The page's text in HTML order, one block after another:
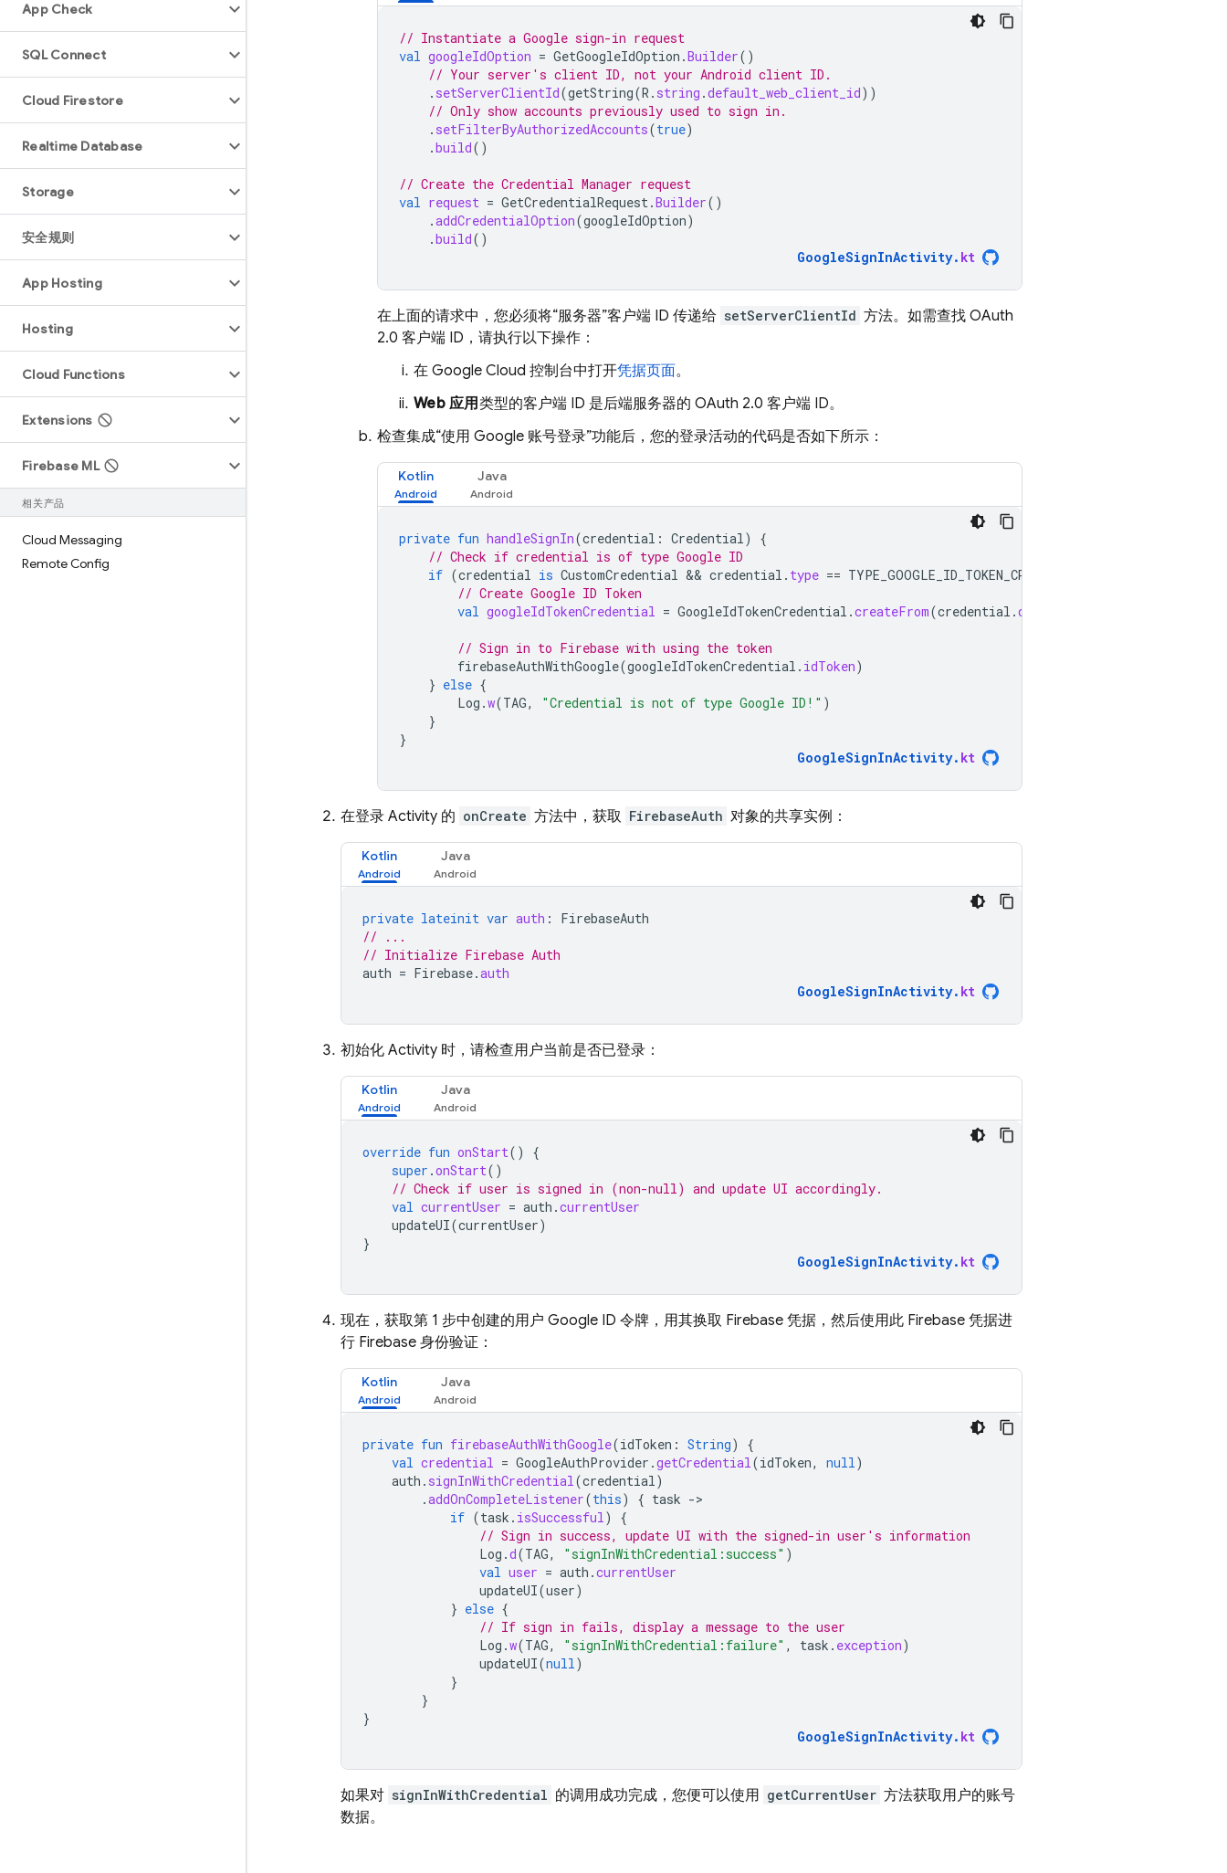
App Check
SQL Connect
Cloud Firestore
Realtime Database
Storage
安全规则
App Hosting
Hosting
Cloud Functions
Extensions
Firebase ML
相关产品
Cloud Messaging
Remote Config
// Instantiate a Google sign-in request
val googleIdOption = GetGoogleIdOption .Builder()
// Your server's client ID, not your Android client ID.
. setServerClientId(getString(R . string .default_web_client_id))
// Only show accounts previously used to sign in.
. setFilterByAuthorizedAccounts(true)
.build()
// Create the Credential Manager request
val request = GetCredentialRequest.Builder()
.addCredentialOption(googleIdOption)
.build()
GoogleSignInActivity. kt
在上面的请求中，您必须将“服务器”客户端 ID 传递给 setServerClientId 方法。如需查找 OAuth
2.0 客户端 ID，请执行以下操作：
在 Google Cloud 控制台中打开凭据页面。
Web 应用类型的客户端 ID 是后端服务器的 OAuth 2.0 客户端 ID。
检查集成“使用 Google 账号登录”功能后，您的登录活动的代码是否如下所示：
Kotlin Java
private fun handleSignIn(credential : Credential)
{
// Check if credential is of type Google ID
if (credential is CustomCredential && credential . type == TYPE_GOOGLE_ID_TOKEN_CREDENTIAL
// Create Google ID Token
val googleIdTokenCredential = GoogleIdTokenCredential .createFrom(credential .data
// Sign in to Firebase with using the token
firebaseAuthWithGoogle(googleIdTokenCredential . idToken)
} else {
Log .w(TAG, "Credential is not of type Google ID!" )
}
}
GoogleSignInActivity. kt
在登录 Activity 的 onCreate 方法中，获取 FirebaseAuth 对象的共享实例：
Kotlin Java
private lateinit var auth :
FirebaseAuth
// ...
// Initialize Firebase Auth
auth = Firebase.auth
GoogleSignInActivity. kt
初始化 Activity 时，请检查用户当前是否已登录：
Kotlin Java
override fun onStart()
{
super .onStart()
// Check if user is signed in (non-null) and update UI accordingly.
val currentUser = auth .currentUser
updateUI(currentUser)
}
GoogleSignInActivity. kt
现在，获取第 1 步中创建的用户 Google ID 令牌，用其换取 Firebase 凭据，然后使用此 Firebase 凭据进
行 Firebase 身份验证：
Kotlin Java
private fun firebaseAuthWithGoogle(idToken : String)
{
val credential = GoogleAuthProvider .getCredential(idToken, null)
auth . signInWithCredential(credential)
.addOnCompleteListener(this) { task -
if (task . isSuccessful)
{
// Sign in success, update UI with the signed-in user's information
Log .d(TAG, "signInWithCredential:success" )
val user = auth .currentUser
updateUI(user)
} else {
// If sign in fails, display a message to the user
Log .w(TAG, "signInWithCredential:failure" , task . exception)
updateUI(null)
}
}
}
GoogleSignInActivity. kt
如果对 signInWithCredential 的调用成功完成，您便可以使用 getCurrentUser 方法获取用户的账号
数据。